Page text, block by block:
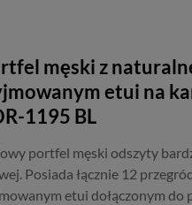
męski z
etui na
1195 BL
portfel męski odszyty
Posiada łącznie 12
etui dołączonym